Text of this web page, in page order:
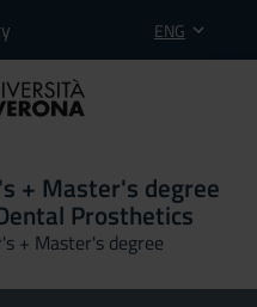
ENG
+ Master's degree
Prosthetics
+ Master's degree